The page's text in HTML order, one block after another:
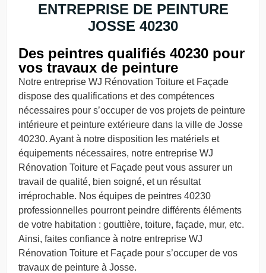
ENTREPRISE DE PEINTURE
JOSSE 40230
Des peintres qualifiés 40230 pour
vos travaux de peinture
Notre entreprise WJ Rénovation Toiture et Façade
dispose des qualifications et des compétences
nécessaires pour s’occuper de vos projets de peinture
intérieure et peinture extérieure dans la ville de Josse
40230. Ayant à notre disposition les matériels et
équipements nécessaires, notre entreprise WJ
Rénovation Toiture et Façade peut vous assurer un
travail de qualité, bien soigné, et un résultat
irréprochable. Nos équipes de peintres 40230
professionnelles pourront peindre différents éléments
de votre habitation : gouttière, toiture, façade, mur, etc.
Ainsi, faites confiance à notre entreprise WJ
Rénovation Toiture et Façade pour s’occuper de vos
travaux de peinture à Josse.